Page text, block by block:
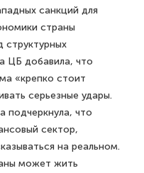
санкций для
страны
структурных
ЦБ добавила, что
«крепко стоит
серьезные удары.
подчеркнула, что
сектор,
на реальном.
может жить